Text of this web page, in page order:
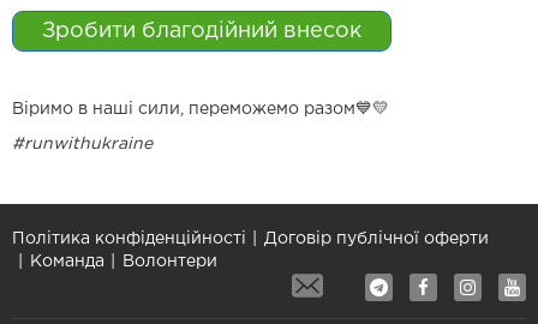
Зробити благодійний внесок
Віримо в наші сили, переможемо разом💙💛
#runwithukraine
Політика конфіденційності
Договір публічної оферти
Команда
Волонтери